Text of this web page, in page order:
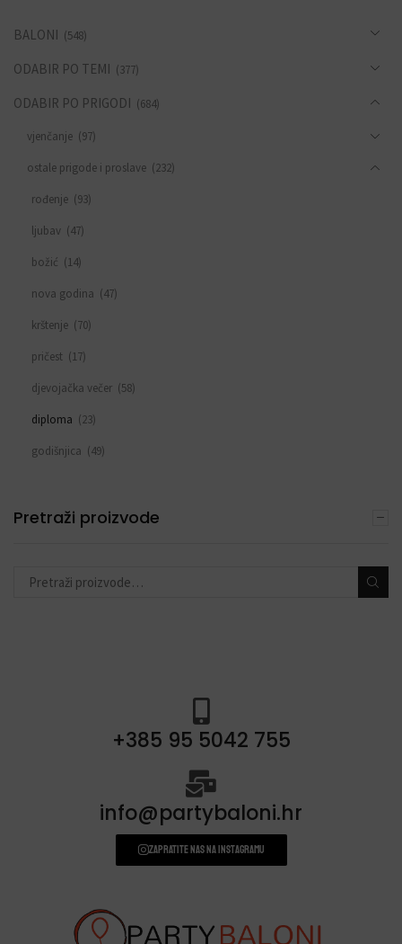
BALONI (548)
ODABIR PO TEMI (377)
ODABIR PO PRIGODI (684)
vjenčanje (97)
ostale prigode i proslave (232)
rođenje (93)
ljubav (47)
božić (14)
nova godina (47)
krštenje (70)
pričest (17)
djevojačka večer (58)
diploma (23)
godišnjica (49)
DEKORACIJE S BALONIMA
DODACI ZA PROSLAVE
Pretraži proizvode
+385 95 5042 755
info@partybaloni.hr
Zapratite nas na instagramu